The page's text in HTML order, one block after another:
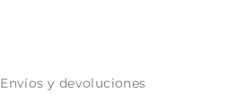
Envíos y devoluciones